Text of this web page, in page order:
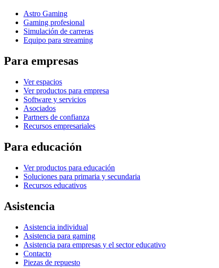
Astro Gaming
Gaming profesional
Simulación de carreras
Equipo para streaming
Para empresas
Ver espacios
Ver productos para empresa
Software y servicios
Asociados
Partners de confianza
Recursos empresariales
Para educación
Ver productos para educación
Soluciones para primaria y secundaria
Recursos educativos
Asistencia
Asistencia individual
Asistencia para gaming
Asistencia para empresas y el sector educativo
Contacto
Piezas de repuesto